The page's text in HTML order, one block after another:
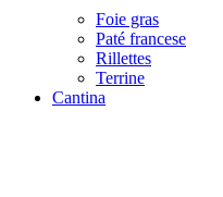
Foie gras
Paté francese
Rillettes
Terrine
Cantina